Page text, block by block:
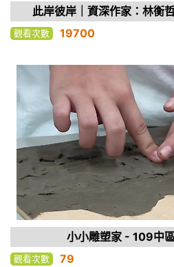
此岸彼岸｜資深作家：林衡
觀看次數 19700
小小雕塑家 - 109中
觀看次數 79